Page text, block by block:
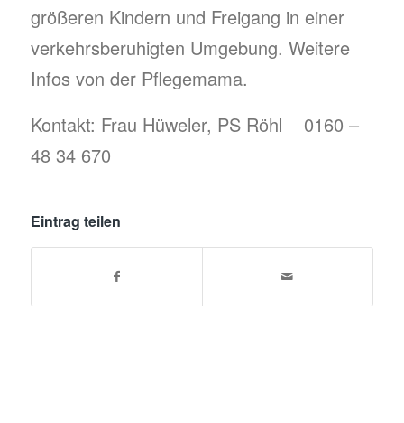
größeren Kindern und Freigang in einer
verkehrsberuhigten Umgebung. Weitere
Infos von der Pflegemama.
Kontakt: Frau Hüweler, PS Röhl 0160 –
48 34 670
Eintrag teilen